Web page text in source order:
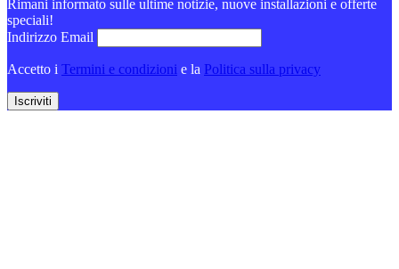
Rimani informato sulle ultime notizie, nuove installazioni e offerte
speciali!
Indirizzo Email
Accetto i Termini e condizioni e la Politica sulla privacy
Iscriviti